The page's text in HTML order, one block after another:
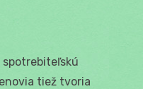
tiež tvoria